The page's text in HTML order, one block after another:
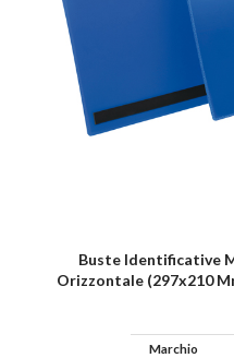
Buste Identificative
Orizzontale (297x210
Marchio